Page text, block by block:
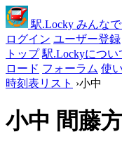
駅.Locky みんな
ログイン ユーザー登録
トップ 駅.Lockyについ
ロード フォーラム 使
時刻表リスト ›小中
小中 間藤